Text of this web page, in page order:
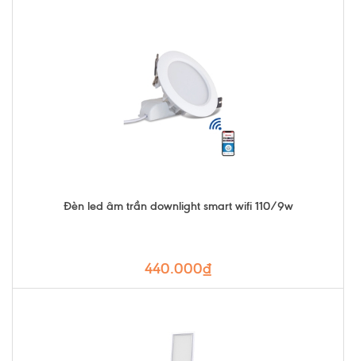
Đèn led âm trần downlight smart wifi 110/9w
440.000₫